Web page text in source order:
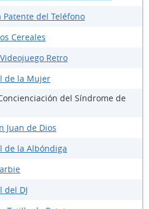
del Teléfono
Cereales
Retro
de la Mujer
del Síndrome de
Juan de Dios
de la Albóndiga
del DJ